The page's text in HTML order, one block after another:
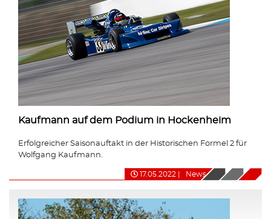
Kaufmann auf dem Podium in Hockenheim
Erfolgreicher Saisonauftakt in der Historischen Formel 2 für
Wolfgang Kaufmann.
17.05.2022 News